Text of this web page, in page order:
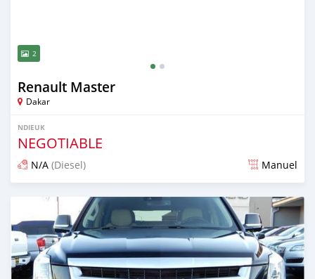
2
Renault Master
Dakar
NDIEUK
NEGOTIABLE
N/A (Diesel) Manuel
Dougal na niou ko depuis over 4 years